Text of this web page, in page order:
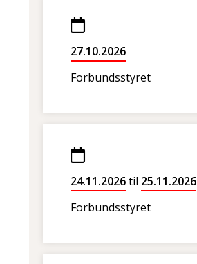
27.10.2026
Forbundsstyret
24.11.2026til 25.11.2026
Forbundsstyret